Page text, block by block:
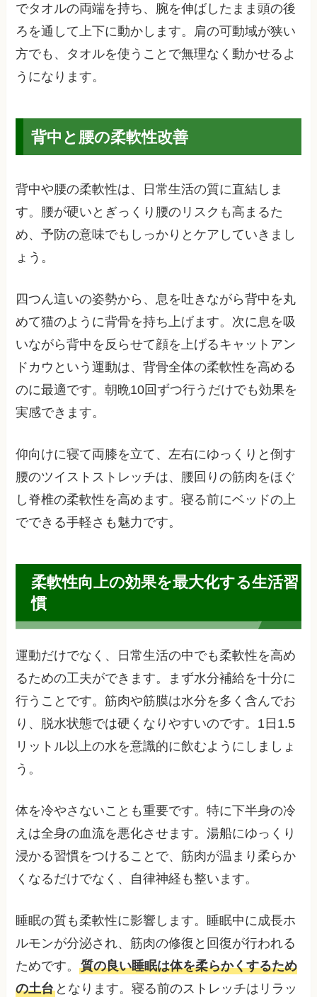
でタオルの両端を持ち、腕を伸ばしたまま頭の後
ろを通して上下に動かします。肩の可動域が狭い
方でも、タオルを使うことで無理なく動かせるよ
うになります。
背中と腰の柔軟性改善
背中や腰の柔軟性は、日常生活の質に直結しま
す。腰が硬いとぎっくり腰のリスクも高まるた
め、予防の意味でもしっかりとケアしていきまし
ょう。
四つん這いの姿勢から、息を吐きながら背中を丸
めて猫のように背骨を持ち上げます。次に息を吸
いながら背中を反らせて顔を上げるキャットアン
ドカウという運動は、背骨全体の柔軟性を高める
のに最適です。朝晩10回ずつ行うだけでも効果を
実感できます。
仰向けに寝て両膝を立て、左右にゆっくりと倒す
腰のツイストストレッチは、腰回りの筋肉をほぐ
し脊椎の柔軟性を高めます。寝る前にベッドの上
でできる手軽さも魅力です。
柔軟性向上の効果を最大化する生活習
慣
運動だけでなく、日常生活の中でも柔軟性を高め
るための工夫ができます。まず水分補給を十分に
行うことです。筋肉や筋膜は水分を多く含んでお
り、脱水状態では硬くなりやすいのです。1日1.5
リットル以上の水を意識的に飲むようにしましょ
う。
体を冷やさないことも重要です。特に下半身の冷
えは全身の血流を悪化させます。湯船にゆっくり
浸かる習慣をつけることで、筋肉が温まり柔らか
くなるだけでなく、自律神経も整います。
睡眠の質も柔軟性に影響します。睡眠中に成長ホ
ルモンが分泌され、筋肉の修復と回復が行われる
ためです。質の良い睡眠は体を柔らかくするため
の土台 となります。寝る前のストレッチはリラッ